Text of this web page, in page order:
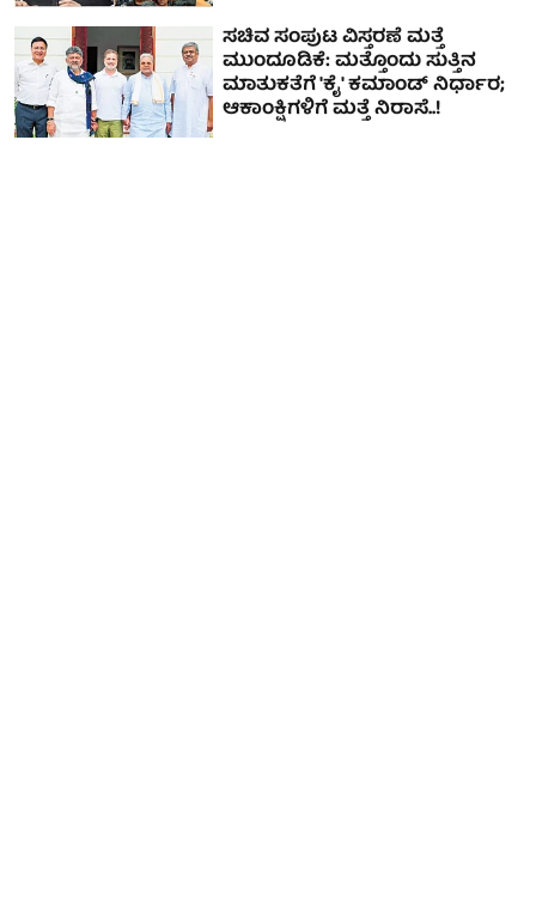
ಸಚಿವ ಸಂಪುಟ ವಿಸ್ತರಣೆ ಮತ್ತೆ
ಮುಂದೂಡಿಕೆ: ಮತ್ತೊಂದು ಸುತ್ತಿನ
ಮಾತುಕತೆಗೆ 'ಕೈ' ಕಮಾಂಡ್ ನಿರ್ಧಾರ;
ಆಕಾಂಕ್ಷಿಗಳಿಗೆ ಮತ್ತೆ ನಿರಾಸೆ..!